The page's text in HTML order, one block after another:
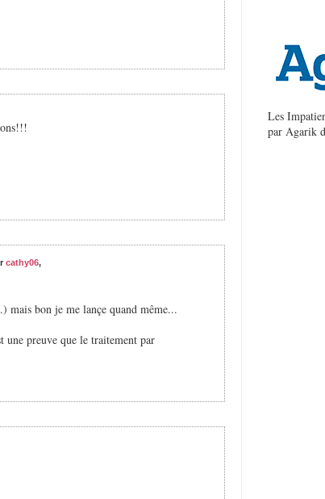
cathy06,
mais bon je me lançe quand même...
une preuve que le traitement par
Les
par Agarik